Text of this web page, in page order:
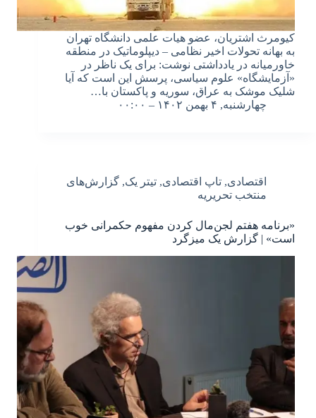
کیومرث اشتریان، عضو هیات علمی دانشگاه تهران
به بهانه تحولات اخیر نظامی – دیپلوماتیک در منطقه
خاورمیانه در یادداشتی نوشت: برای یک ناظر در
«آزمایشگاه» علوم سیاسی، پرسش این است که آیا
شلیک موشک به عراق، سوریه و پاکستان با…
چهارشنبه, ۴ بهمن ۱۴۰۲ – ۰۰:۰۰
اقتصادی, تاپ اقتصادی, تیتر یک, گزارش‌های
منتخب تحریریه
«برنامه هفتم لجن‌مال کردن مفهوم حکمرانی خوب
است» | گزارش یک میزگرد